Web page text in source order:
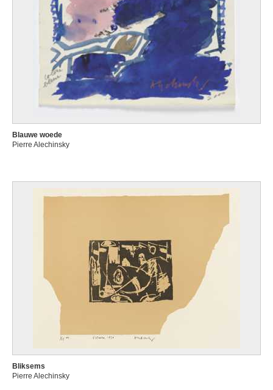
Blauwe woede
Pierre Alechinsky
Bliksems
Pierre Alechinsky